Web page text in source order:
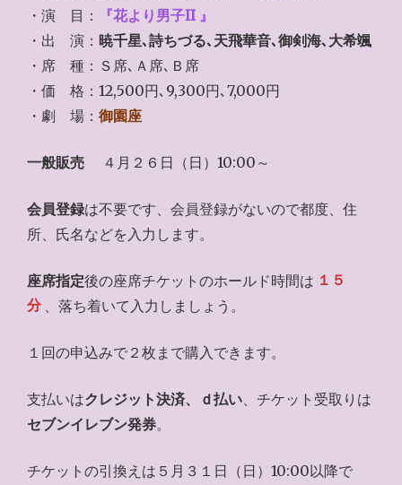
・演 目：
『花より男子II 』
・出 演： 暁千星､詩ちづる､天飛華音､御剣海､大希颯
・席 種：Ｓ席､Ａ席､Ｂ席
・価 格：12,500円､9,300円､7,000円
・劇 場： 御園座
一般販売 ４月２６日（日）10:00～
会員登録は不要です、会員登録がないので都度、住
所、氏名などを入力します。
座席指定後の座席チケットのホールド時間は １５
分
、落ち着いて入力しましょう。
１回の申込みで２枚まで購入できます。
支払いはクレジット決済、ｄ払い 、チケット受取りは
セブンイレブン発券。
チケットの引換えは５月３１日（日）10:00以降で